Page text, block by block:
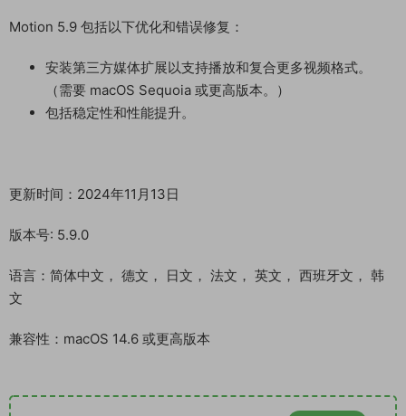
Motion 5.9 包括以下优化和错误修复：
安装第三方媒体扩展以支持播放和复合更多视频格式。
（需要 macOS Sequoia 或更高版本。）
包括稳定性和性能提升。
更新时间：2024年11月13日
版本号: 5.9.0
语言：简体中文， 德文， 日文， 法文， 英文， 西班牙文， 韩
文
兼容性：macOS 14.6 或更高版本